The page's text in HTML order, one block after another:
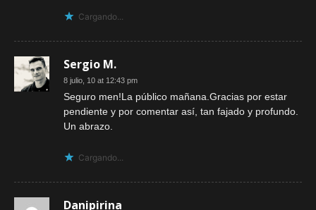
Cargando...
Sergio M.
8 julio, 10 at 12:43 pm
Seguro men!La público mañana.Gracias por estar
pendiente y por comentar así, tan fajado y profundo.
Un abrazo.
Cargando...
Danipirina